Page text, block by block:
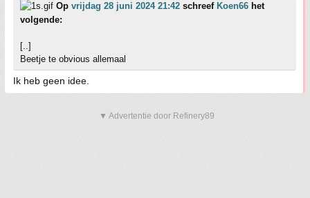
Op vrijdag 28 juni 2024 21:42 schreef Koen66 het
volgende:
[..]
Beetje te obvious allemaal
Ik heb geen idee.
▼ Advertentie door Refinery89